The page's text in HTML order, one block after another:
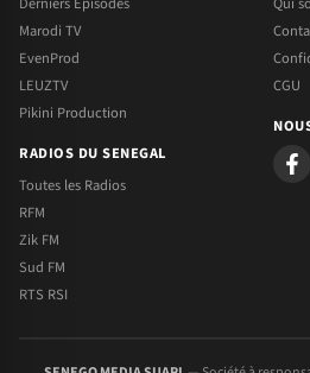
Marodi TV
EvenProd
LEUZTV
Pikini Production
RADIOS DU SENEGAL
Toutes les Radios
RFM
Zik FM
Sud FM
RTS RSI
CGU